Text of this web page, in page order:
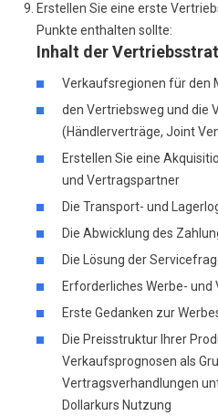
Erstellen Sie eine erste
Punkte enthalten sollte:
Inhalt der
Verkaufsregionen für den
den Vertriebsweg und die
(Händlerverträge, Joint
Erstellen Sie eine
und Vertragspartner
Die Transport- und
Die Abwicklung des
Die Lösung der
Erforderliches Werbe- und
Erste Gedanken zur
Die Preisstruktur Ihrer
Verkaufsprognosen als
Vertragsverhandlungen
Dollarkurs Nutzung